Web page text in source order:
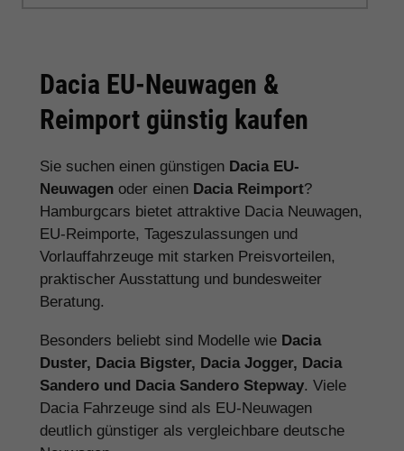
Dacia EU-Neuwagen &
Reimport günstig kaufen
Sie suchen einen günstigen Dacia EU-
Neuwagen oder einen Dacia Reimport?
Hamburgcars bietet attraktive Dacia Neuwagen,
EU-Reimporte, Tageszulassungen und
Vorlauffahrzeuge mit starken Preisvorteilen,
praktischer Ausstattung und bundesweiter
Beratung.
Besonders beliebt sind Modelle wie Dacia
Duster, Dacia Bigster, Dacia Jogger, Dacia
Sandero und Dacia Sandero Stepway. Viele
Dacia Fahrzeuge sind als EU-Neuwagen
deutlich günstiger als vergleichbare deutsche